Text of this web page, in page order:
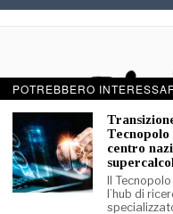
© 2026-
La Discussione S.r.l. –
C.F. e
Registrazione
POTREBBERO
centro
Il
l’hub di